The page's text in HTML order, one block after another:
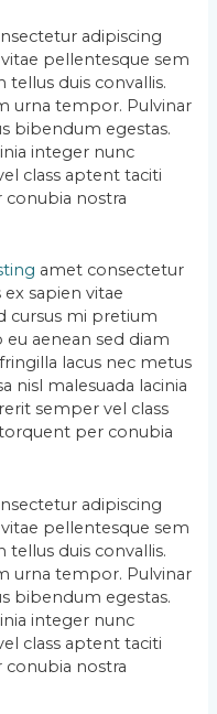
adipiscing
pellentesque sem
tellus duis convallis.
urna tempor. Pulvinar
bibendum egestas.
integer nunc
class aptent taciti
conubia nostra
amet consectetur
sapien vitae
cursus mi pretium
eu aenean sed diam
lacus nec metus
nisl malesuada lacinia
semper vel class
per conubia
adipiscing
pellentesque sem
tellus duis convallis.
urna tempor. Pulvinar
bibendum egestas.
integer nunc
class aptent taciti
conubia nostra